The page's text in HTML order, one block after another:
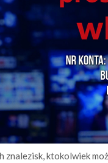
znalezisk, ktokolwiek